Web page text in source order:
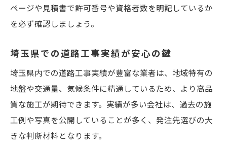
ページや見積書で許可番号や資格者数を明記しているか
を必ず確認しましょう。
埼玉県での道路工事実績が安心の鍵
埼玉県内での道路工事実績が豊富な業者は、地域特有の
地盤や交通量、気候条件に精通しているため、より高品
質な施工が期待できます。実績が多い会社は、過去の施
工例や写真を公開していることが多く、発注先選びの大
きな判断材料となります。